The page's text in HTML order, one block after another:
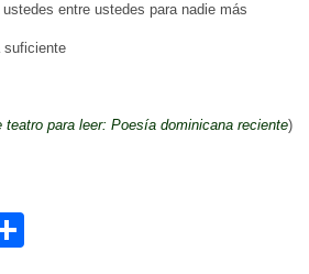
entre ustedes para nadie más
suficiente
teatro para leer: Poesía dominicana reciente)